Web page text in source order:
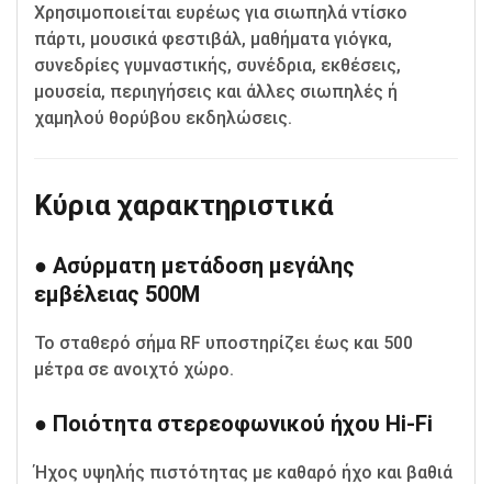
Χρησιμοποιείται ευρέως για σιωπηλά ντίσκο
πάρτι, μουσικά φεστιβάλ, μαθήματα γιόγκα,
συνεδρίες γυμναστικής, συνέδρια, εκθέσεις,
μουσεία, περιηγήσεις και άλλες σιωπηλές ή
χαμηλού θορύβου εκδηλώσεις.
Κύρια χαρακτηριστικά
● Ασύρματη μετάδοση μεγάλης
εμβέλειας 500M
Το σταθερό σήμα RF υποστηρίζει έως και 500
μέτρα σε ανοιχτό χώρο.
● Ποιότητα στερεοφωνικού ήχου Hi-Fi
Ήχος υψηλής πιστότητας με καθαρό ήχο και βαθιά